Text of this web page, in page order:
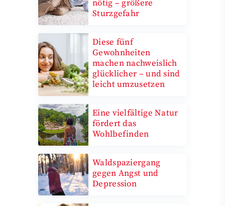
nötig – größere
Sturzgefahr
Diese fünf
Gewohnheiten
machen nachweislich
glücklicher – und sind
leicht umzusetzen
Eine vielfältige Natur
fördert das
Wohlbefinden
Waldspaziergang
gegen Angst und
Depression